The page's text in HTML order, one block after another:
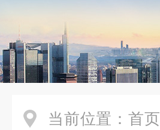
当前位置： 首页